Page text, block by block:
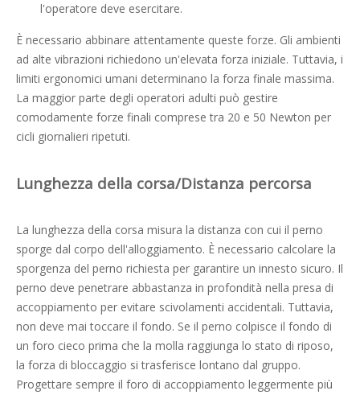
l'operatore deve esercitare.
È necessario abbinare attentamente queste forze. Gli ambienti
ad alte vibrazioni richiedono un'elevata forza iniziale. Tuttavia, i
limiti ergonomici umani determinano la forza finale massima.
La maggior parte degli operatori adulti può gestire
comodamente forze finali comprese tra 20 e 50 Newton per
cicli giornalieri ripetuti.
Lunghezza della corsa/Distanza percorsa
La lunghezza della corsa misura la distanza con cui il perno
sporge dal corpo dell'alloggiamento. È necessario calcolare la
sporgenza del perno richiesta per garantire un innesto sicuro. Il
perno deve penetrare abbastanza in profondità nella presa di
accoppiamento per evitare scivolamenti accidentali. Tuttavia,
non deve mai toccare il fondo. Se il perno colpisce il fondo di
un foro cieco prima che la molla raggiunga lo stato di riposo,
la forza di bloccaggio si trasferisce lontano dal gruppo.
Progettare sempre il foro di accoppiamento leggermente più